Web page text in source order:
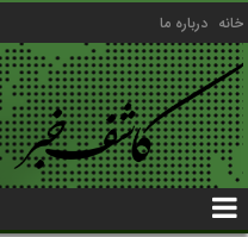
خانه درباره ما